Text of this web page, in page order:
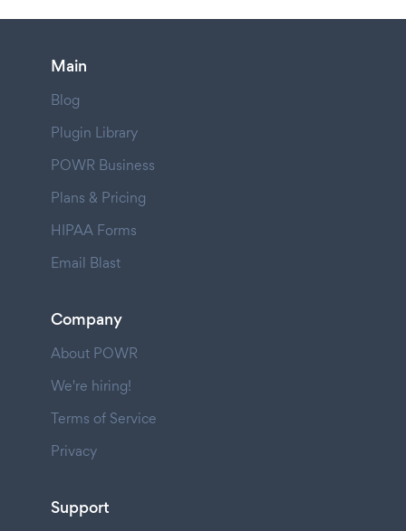
Main
Blog
Plugin Library
POWR Business
Plans & Pricing
HIPAA Forms
Email Blast
Company
About POWR
We're hiring!
Terms of Service
Privacy
Support